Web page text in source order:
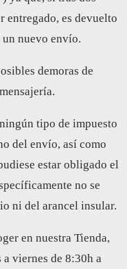
entregado, es devuelto
nuevo envío.
demoras de
tipo de impuesto
del envío, así como
estar obligado el
no se
ni del arancel insular.
en nuestra Tienda,
viernes de 8:30h a